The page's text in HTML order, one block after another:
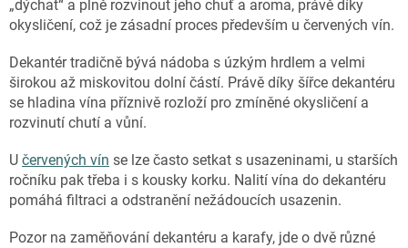
„dýchat“ a plně rozvinout jeho chuť a aroma, právě díky
okysličení, což je zásadní proces především u červených vín.
Dekantér tradičně bývá nádoba s úzkým hrdlem a velmi
širokou až miskovitou dolní částí. Právě díky šířce dekantéru
se hladina vína příznivě rozloží pro zmíněné okysličení a
rozvinutí chutí a vůní.
U červených vín se lze často setkat s usazeninami, u starších
ročníku pak třeba i s kousky korku. Nalití vína do dekantéru
pomáhá filtraci a odstranění nežádoucích usazenin.
Pozor na zaměňování dekantéru a karafy, jde o dvě různé